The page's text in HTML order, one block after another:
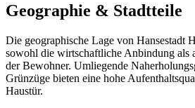
Geographie & Stadtteile
Die geographische Lage von Hansestadt
sowohl die wirtschaftliche Anbindung als
der Bewohner. Umliegende
Grünzüge bieten eine hohe
Haustür.